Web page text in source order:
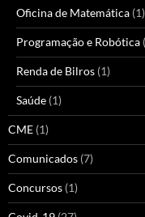
Oficina de Matemática (1)
Programação e Robótica
Renda de Bilros (1)
Saúde (1)
CME (1)
Comunicados (7)
Concursos (1)